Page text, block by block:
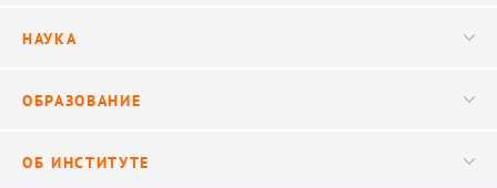
Видео
Научные подразделения
НАУКА
Исследования
ОБРАЗОВАНИЕ
ОБ ИНСТИТУТЕ